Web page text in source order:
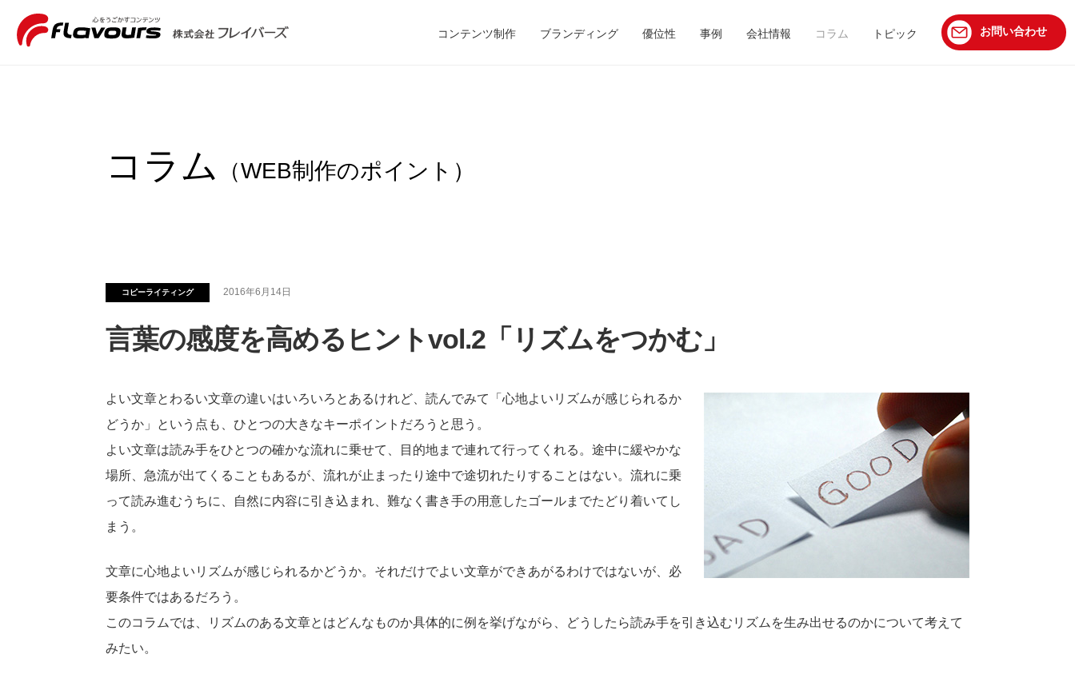
コンテンツ制作 ブランディング 優位性 事例 会社情報 コラム トピック お問い合わせ
コラム （WEB制作のポイント）
コピーライティング 2016年6月14日
言葉の感度を高めるヒントvol.2「リズムをつかむ」
よい文章とわるい文章の違いはいろいろとあるけれど、読んでみて「心地よいリズムが感じられるか
どうか」という点も、ひとつの大きなキーポイントだろうと思う。
よい文章は読み手をひとつの確かな流れに乗せて、目的地まで連れて行ってくれる。途中に緩やかな
場所、急流が出てくることもあるが、流れが止まったり途中で途切れたりすることはない。流れに乗
って読み進むうちに、自然に内容に引き込まれ、難なく書き手の用意したゴールまでたどり着いてし
まう。
文章に心地よいリズムが感じられるかどうか。それだけでよい文章ができあがるわけではないが、必
要条件ではあるだろう。
このコラムでは、リズムのある文章とはどんなものか具体的に例を挙げながら、どうしたら読み手を引き込むリズムを生み出せるのかについて考えて
みたい。